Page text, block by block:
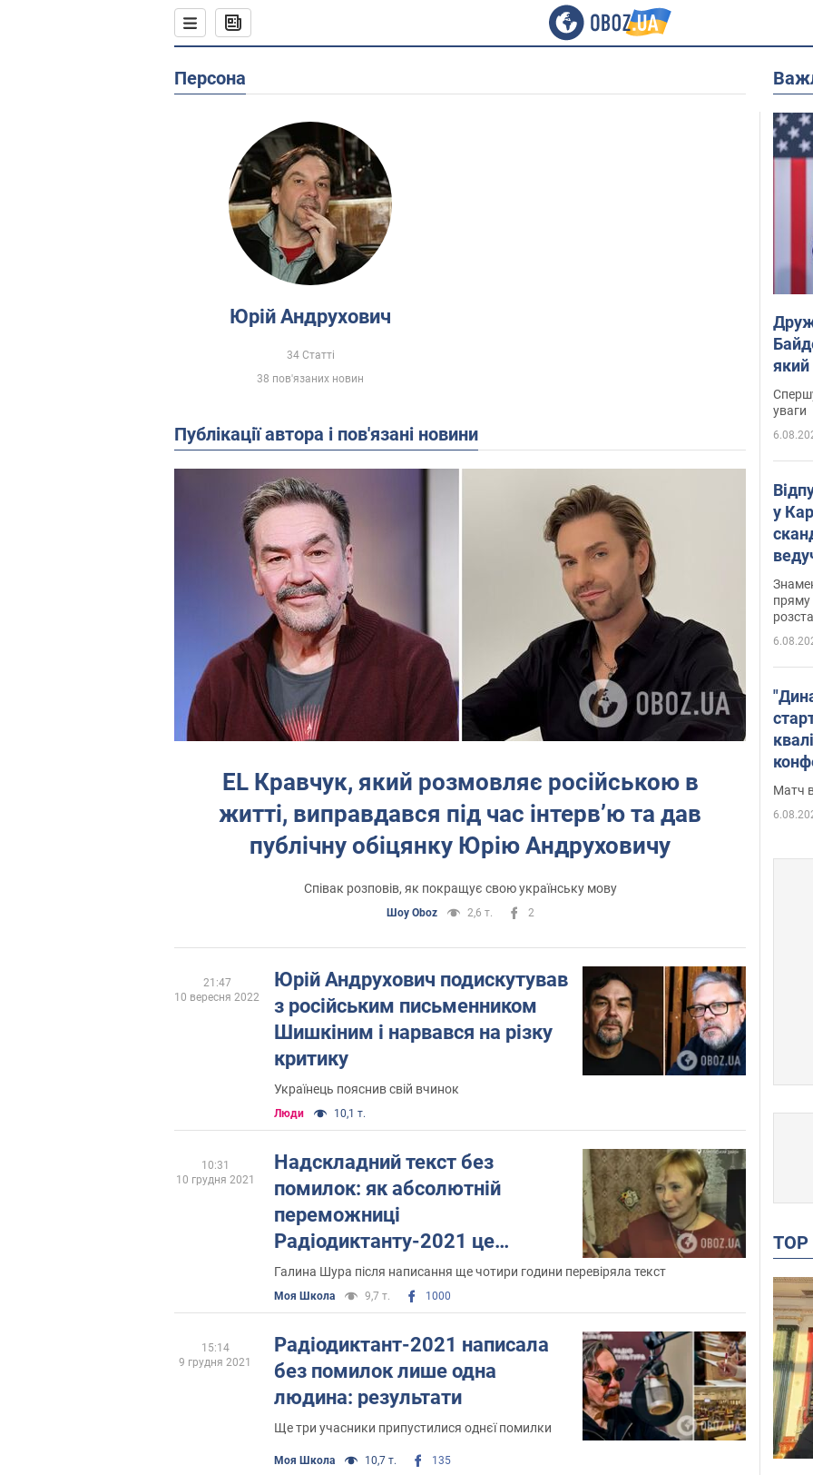
Персона
Юрій Андрухович
34 Статті
38 пов'язаних новин
Публікації автора і пов'язані новини
EL Кравчук, який розмовляє російською в
житті, виправдався під час інтервʼю та дав
публічну обіцянку Юрію Андруховичу
Співак розповів, як покращує свою українську мову
Шоу Oboz 2,6 т. 2
Юрій Андрухович подискутував
з російським письменником
Шишкіним і нарвався на різку
критику
Українець пояснив свій вчинок
Люди 10,1 т.
21:47
10 вересня 2022
Надскладний текст без
помилок: як абсолютній
переможниці
Радіодиктанту-2021 це
вдалося
Галина Шура після написання ще чотири години перевіряла текст
Моя Школа 9,7 т. 1000
10:31
10 грудня 2021
Радіодиктант-2021 написала
без помилок лише одна
людина: результати
Ще три учасники припустилися однєї помилки
Моя Школа 10,7 т. 135
15:14
9 грудня 2021
який
уваги
у
пряму
Матч